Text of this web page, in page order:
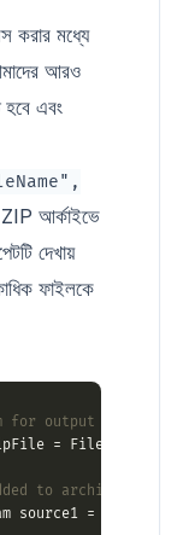
করার মধ্যে
আরও
এবং
ZIP আর্কাইভে
দেখায়
ফাইলকে
for output ZIP
= File.Open(
to archive
source1 = File.Open(